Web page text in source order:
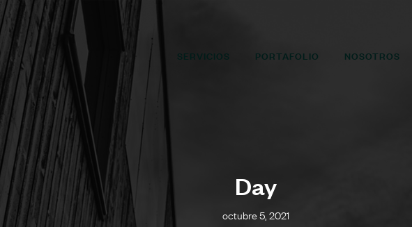
SERVICIOS PORTAFOLIO NOSOTROS
Day
octubre 5, 2021